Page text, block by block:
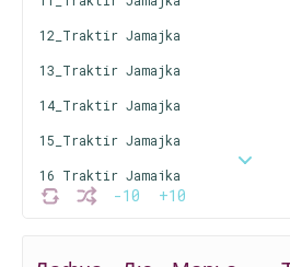
-10 +10
12_Traktir Jamajka
13_Traktir Jamajka
14_Traktir Jamajka
15_Traktir Jamajka
16_Traktir Jamajka
17_Traktir Jamajka